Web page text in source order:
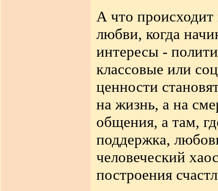
А что происходит
любви, когда
интересы -
классовые или
ценности
на жизнь, а на
общения, а там,
поддержка,
человеческий
построения